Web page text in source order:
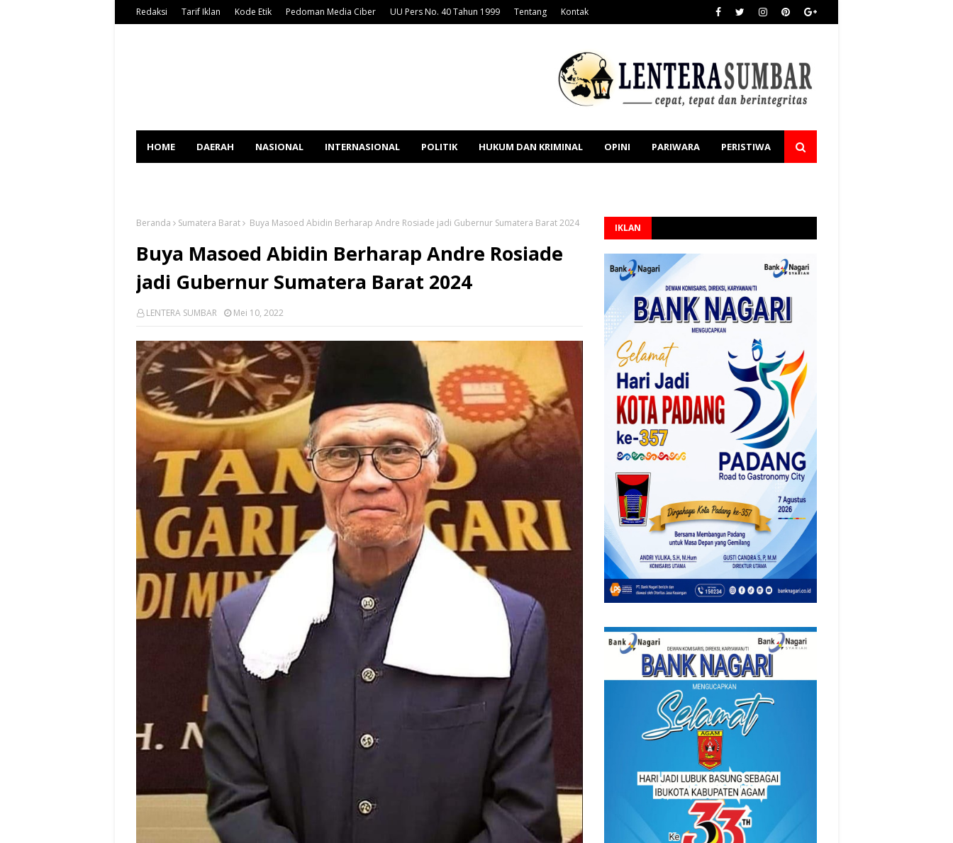
Redaksi Tarif Iklan Kode Etik Pedoman Media Ciber UU Pers No. 40 Tahun 1999 Tentang Kontak
HOME DAERAH NASIONAL INTERNASIONAL POLITIK HUKUM DAN KRIMINAL OPINI PARIWARA PERISTIWA
Beranda Sumatera Barat Buya Masoed Abidin Berharap Andre Rosiade jadi Gubernur Sumatera Barat 2024
Buya Masoed Abidin Berharap Andre Rosiade
jadi Gubernur Sumatera Barat 2024
LENTERA SUMBAR Mei 10, 2022
IKLAN